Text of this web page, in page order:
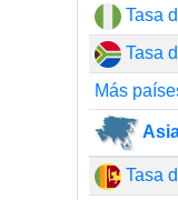
Tasa
Tasa
Más
Tasa